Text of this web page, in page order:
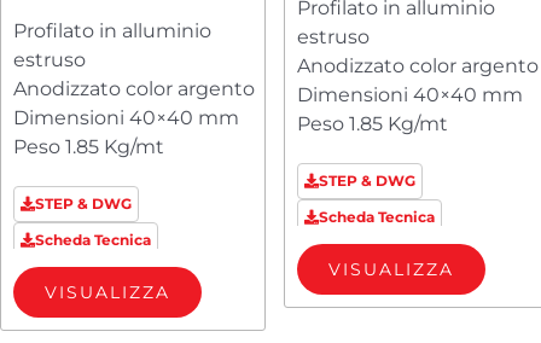
PM8404012
Profilato in alluminio
estruso
Anodizzato color argento
Dimensioni 40×40 mm
Peso 1.85 Kg/mt
STEP & DWG
Scheda Tecnica
VISUALIZZA
Profilato in alluminio
estruso
Anodizzato color argento
Dimensioni 40×40 mm
Peso 1.85 Kg/mt
STEP & DWG
Scheda Tecnica
VISUALIZZA